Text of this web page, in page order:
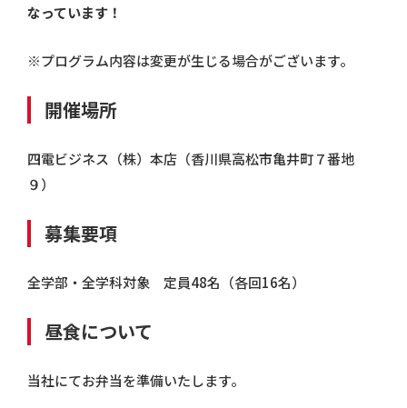
なっています！
※プログラム内容は変更が生じる場合がございます。
開催場所
四電ビジネス（株）本店（香川県高松市亀井町７番地
９）
募集要項
全学部・全学科対象 定員48名（各回16名）
昼食について
当社にてお弁当を準備いたします。